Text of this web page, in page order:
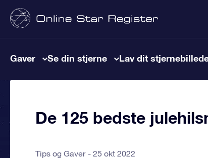
Gaver Se din stjerne Lav dit
De 125 bedste
Tips og Gaver 25 okt 2022